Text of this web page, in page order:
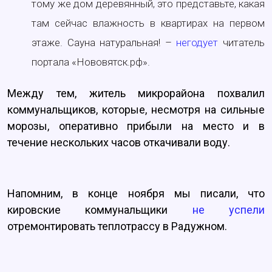
тому же дом деревянный, это представьте, какая
там сейчас влажность в квартирах на первом
этаже. Сауна натуральная! – негодует читатель
портала «Нововятск.рф».
Между тем, житель микрорайона похвалил
коммунальщиков, которые, несмотря на сильные
морозы, оперативно прибыли на место и в
течение нескольких часов откачивали воду.
Напомним, в конце ноября мы писали, что
кировские коммунальщики не успели
отремонтировать теплотрассу в Радужном.